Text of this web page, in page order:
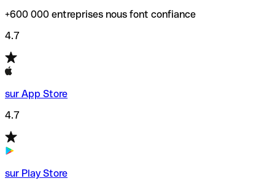
+600 000 entreprises nous font confiance
4.7
sur App Store
4.7
sur Play Store